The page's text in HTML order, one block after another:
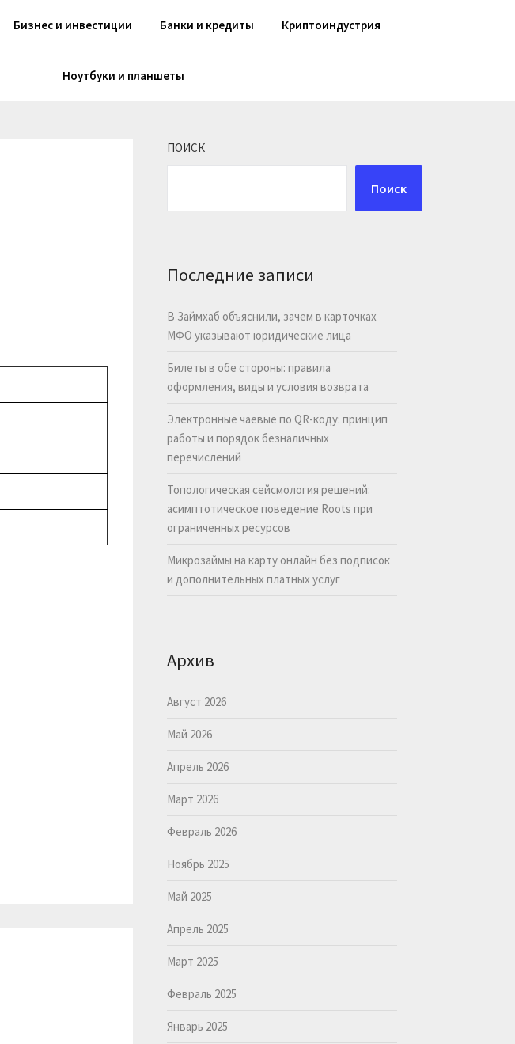
Бизнес и инвестиции Банки и кредиты Криптоиндустрия
Ноутбуки и планшеты
ПОИСК
Поиск
Последние записи
В Займхаб объяснили, зачем в карточках
МФО указывают юридические лица
Билеты в обе стороны: правила
оформления, виды и условия возврата
Электронные чаевые по QR-коду: принцип
работы и порядок безналичных
перечислений
Топологическая сейсмология решений:
асимптотическое поведение Roots при
ограниченных ресурсов
Микрозаймы на карту онлайн без подписок
и дополнительных платных услуг
Архив
Август 2026
Май 2026
Апрель 2026
Март 2026
Февраль 2026
Ноябрь 2025
Май 2025
Апрель 2025
Март 2025
Февраль 2025
Январь 2025